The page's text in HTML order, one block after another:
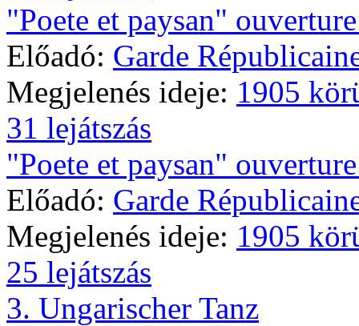
"Poete et paysan"
Előadó: Garde
Megjelenés ideje: 1905
31 lejátszás
"Poete et paysan"
Előadó: Garde
Megjelenés ideje: 1905
25 lejátszás
3. Ungarischer Tanz